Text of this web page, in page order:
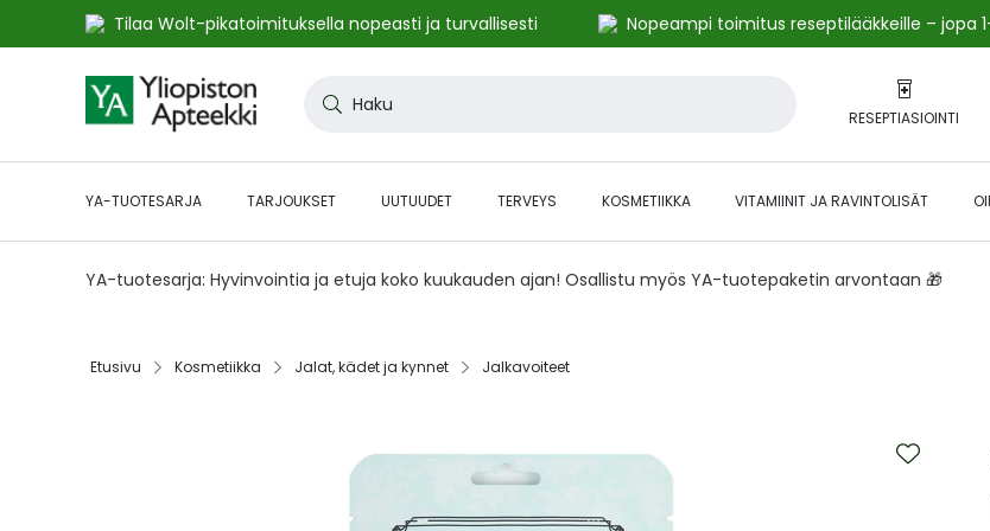
Tilaa Wolt-pikatoimituksella nopeasti ja turvallisesti Nopeampi toimitus reseptilääkkeille – jopa
to
Content
RESEPTIASIOINTI
YA-TUOTESARJA TARJOUKSET UUTUUDET TERVEYS KOSMETIIKKA VITAMIINIT JA RAVINTOLISÄT
YA-tuotesarja: Hyvinvointia ja etuja koko kuukauden ajan! Osallistu myös YA-tuotepaketin arvontaan 🎁
Etusivu‎ Kosmetiikka‎ Jalat, kädet ja kynnet‎ Jalkavoiteet‎